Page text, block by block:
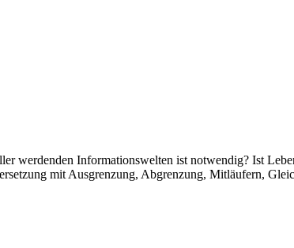
werdenden Informationswelten ist notwendig? Ist
mit Ausgrenzung, Abgrenzung, Mitläufern,